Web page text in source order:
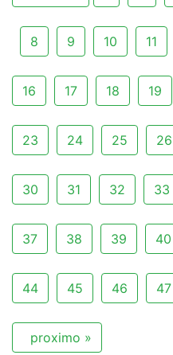
8 9 10 11
16 17 18 19
23 24 25 26
30 31 32 33
37 38 39 40
44 45 46 47
proximo »